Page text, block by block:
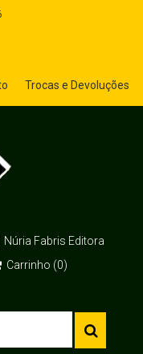
Trocas e Devoluções
Núria Fabris Editora
Carrinho (0)